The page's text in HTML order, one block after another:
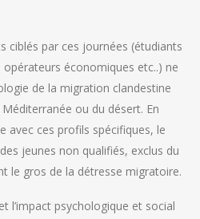
ciblés par ces journées (étudiants
économiques etc..) ne
de la migration clandestine
ou du désert. En
avec ces profils spécifiques, le
jeunes non qualifiés, exclus du
le gros de la détresse migratoire.
l’impact psychologique et social